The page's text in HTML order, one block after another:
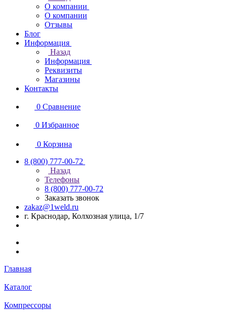
О компании
О компании
Отзывы
Блог
Информация
Назад
Информация
Реквизиты
Магазины
Контакты
0 Сравнение
0 Избранное
0 Корзина
8 (800) 777-00-72
Назад
Телефоны
8 (800) 777-00-72
Заказать звонок
zakaz@1weld.ru
г. Краснодар, Колхозная улица, 1/7
Главная
Каталог
Компрессоры